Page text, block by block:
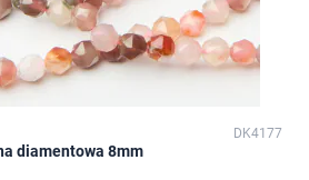
DK4177
diamentowa 8mm